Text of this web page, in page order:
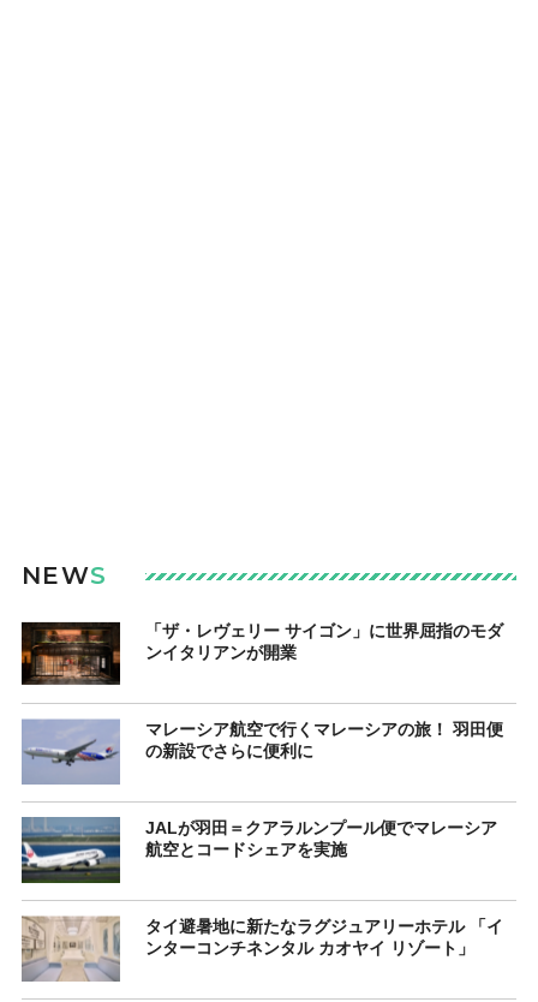
NEWS
「ザ・レヴェリー サイゴン」に世界屈指のモダ
ンイタリアンが開業
マレーシア航空で行くマレーシアの旅！ 羽田便
の新設でさらに便利に
JALが羽田＝クアラルンプール便でマレーシア
航空とコードシェアを実施
タイ避暑地に新たなラグジュアリーホテル 「イ
ンターコンチネンタル カオヤイ リゾート」